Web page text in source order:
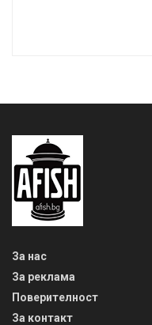
За нас
За реклама
Поверителност
За контакт